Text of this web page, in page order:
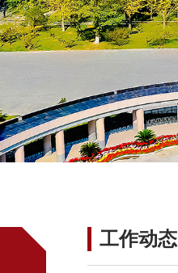
工作动态